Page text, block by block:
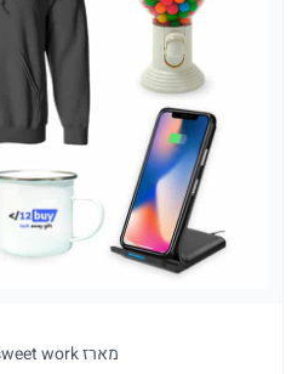
מארז Home sweet work